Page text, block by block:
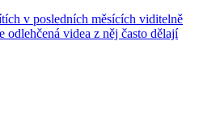
v posledních měsících viditelně
odlehčená videa z něj často dělají